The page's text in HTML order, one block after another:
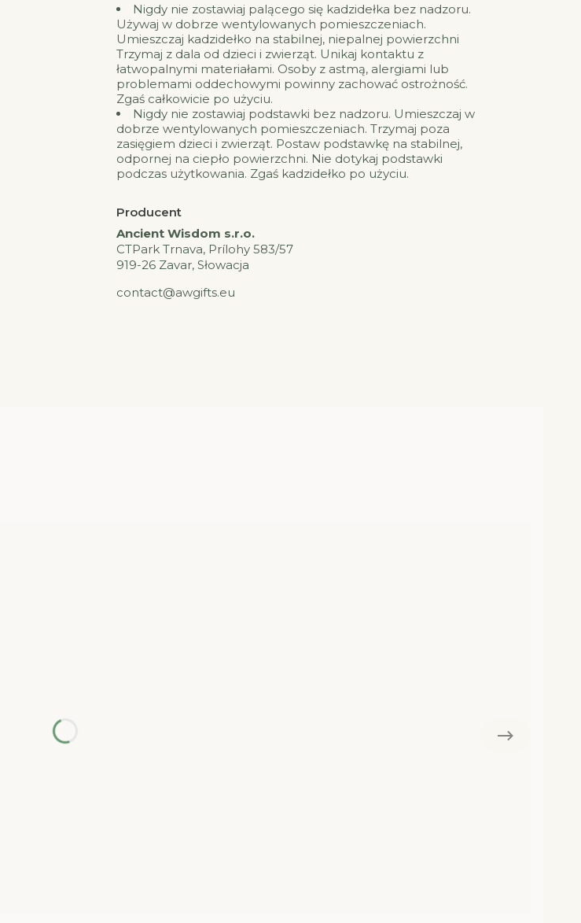
Nigdy nie zostawiaj palącego się kadzidełka bez nadzoru.
Używaj w dobrze wentylowanych pomieszczeniach.
Umieszczaj kadzidełko na stabilnej, niepalnej powierzchni
Trzymaj z dala od dzieci i zwierząt. Unikaj kontaktu z
łatwopalnymi materiałami. Osoby z astmą, alergiami lub
problemami oddechowymi powinny zachować ostrożność.
Zgaś całkowicie po użyciu.
Nigdy nie zostawiaj podstawki bez nadzoru. Umieszczaj w
dobrze wentylowanych pomieszczeniach. Trzymaj poza
zasięgiem dzieci i zwierząt. Postaw podstawkę na stabilnej,
odpornej na ciepło powierzchni. Nie dotykaj podstawki
podczas użytkowania. Zgaś kadzidełko po użyciu.
Producent
Ancient Wisdom s.r.o.
CTPark Trnava, Prílohy 583/57
919-26 Zavar, Słowacja
contact@awgifts.eu